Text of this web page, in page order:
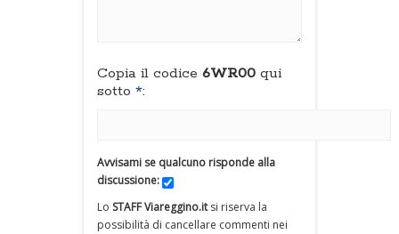
Copia il codice 6WR00 qui
sotto *:
Avvisami se qualcuno risponde alla
discussione:
Lo STAFF Viareggino.itsi riserva la
possibilità di cancellare commenti nei